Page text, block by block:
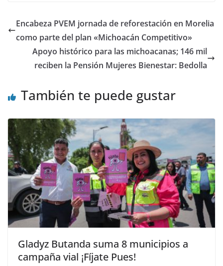
Encabeza PVEM jornada de reforestación en Morelia
como parte del plan «Michoacán Competitivo»
Apoyo histórico para las michoacanas; 146 mil
reciben la Pensión Mujeres Bienestar: Bedolla
También te puede gustar
Gladyz Butanda suma 8 municipios a
campaña vial ¡Fíjate Pues!